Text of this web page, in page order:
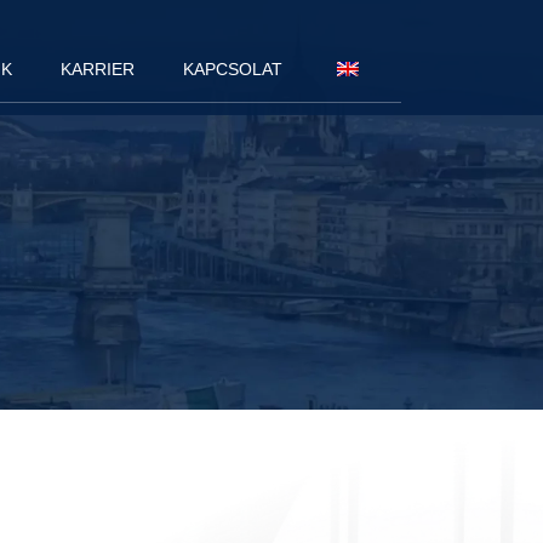
KARRIER KAPCSOLAT